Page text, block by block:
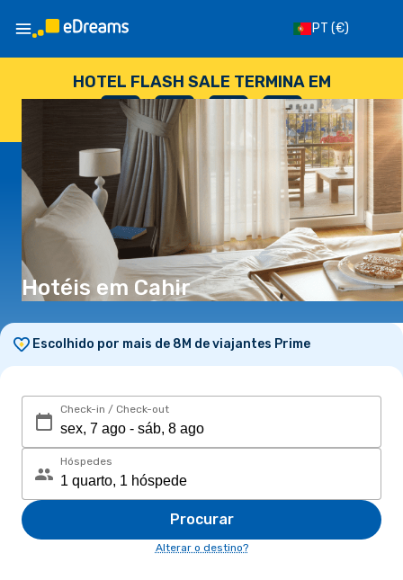
PT (€)
HOTEL FLASH SALE TERMINA EM
--
DIAS
: --
HORAS
: --
SEGUNDOS
Hotéis em Cahir
Escolhido por mais de 8M de viajantes Prime
Check-in / Check-out
Hóspedes
Procurar
Alterar o destino?